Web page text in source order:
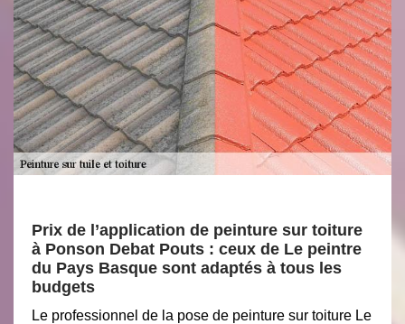
Prix de l’application de peinture sur toiture
à Ponson Debat Pouts : ceux de Le peintre
du Pays Basque sont adaptés à tous les
budgets
Le professionnel de la pose de peinture sur toiture Le